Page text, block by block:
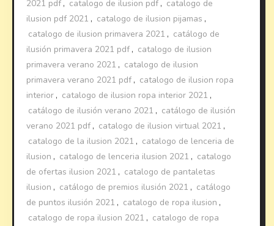
2021 pdf , catalogo de ilusion pdf , catalogo de
ilusion pdf 2021 , catalogo de ilusion pijamas ,
catalogo de ilusion primavera 2021 , catálogo de
ilusión primavera 2021 pdf , catalogo de ilusion
primavera verano 2021 , catalogo de ilusion
primavera verano 2021 pdf , catalogo de ilusion ropa
interior , catalogo de ilusion ropa interior 2021 ,
catálogo de ilusión verano 2021 , catálogo de ilusión
verano 2021 pdf , catalogo de ilusion virtual 2021 ,
catalogo de la ilusion 2021 , catalogo de lenceria de
ilusion , catalogo de lenceria ilusion 2021 , catalogo
de ofertas ilusion 2021 , catalogo de pantaletas
ilusion , catálogo de premios ilusión 2021 , catálogo
de puntos ilusión 2021 , catalogo de ropa ilusion ,
catalogo de ropa ilusion 2021 , catalogo de ropa